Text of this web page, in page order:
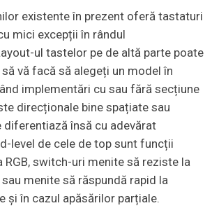
existente în prezent oferă tastaturi
mici excepții în rândul
ul tastelor pe de altă parte poate
vă facă să alegeți un model în
implementări cu sau fără secțiune
direcționale bine spațiate sau
diferentiază însă cu adevărat
level de cele de top sunt funcții
RGB, switch-uri menite să reziste la
menite să răspundă rapid la
și în cazul apăsărilor parțiale.